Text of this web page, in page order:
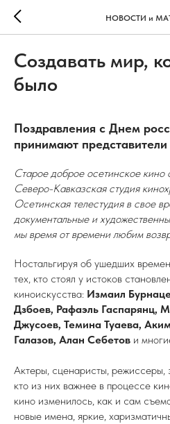
НОВОСТИ и
Создавать мир,
было
Поздравления с Днем
принимают представители
Старое доброе осетинское кино
Северо-Кавказская студия
Осетинская телестудия в свое
документальные и
мы время от времени любим
Ностальгируя об ушедших
тех, кто стоял у истоков
киноискусства: Измаил
Дзбоев, Рафаэль Гаспарянц,
Джусоев, Темина Туаева,
Галазов, Алан Себетов и
Актеры, сценаристы, режиссеры,
кто из них важнее в процессе
кино изменилось, как и сам
новые имена, яркие,